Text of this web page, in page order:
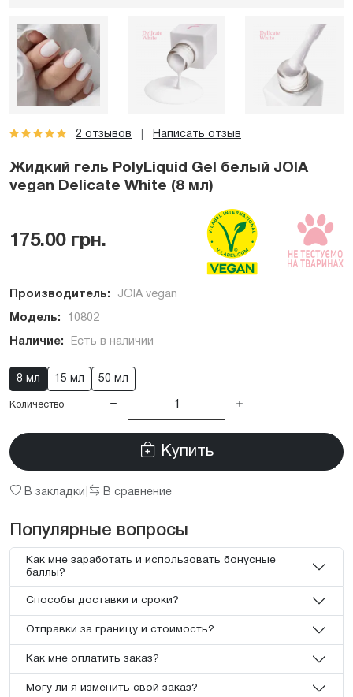
2 отзывов Написать отзыв
Жидкий гель PolyLiquid Gel белый JOIA
vegan Delicate White (8 мл)
175.00 грн.
Производитель: JOIA vegan
Модель: 10802
Наличие: Есть в наличии
8 мл 15 мл 50 мл
Количество
Купить
В закладки В сравнение
Популярные вопросы
Как мне заработать и использовать бонусные
баллы?
Способы доставки и сроки?
Отправки за границу и стоимость?
Как мне оплатить заказ?
Могу ли я изменить свой заказ?